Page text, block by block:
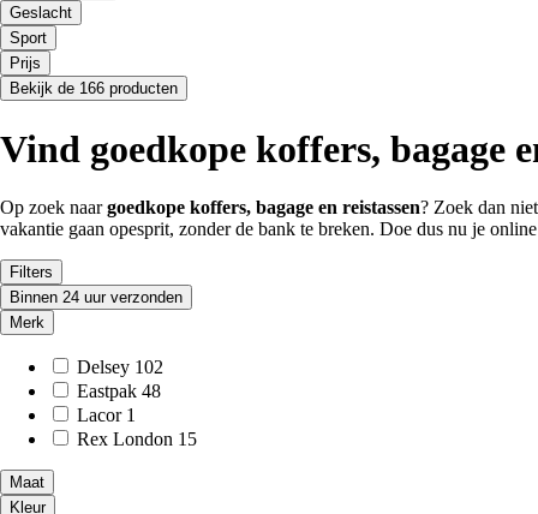
Geslacht
Sport
Prijs
Bekijk de 166 producten
Vind goedkope koffers, bagage
Op zoek naargoedkope koffers, bagage en reistassen? Zoek dan
vakantie gaan opesprit, zonder de bank te breken. Doe dus nu je
Filters
Binnen 24 uur verzonden
Merk
Delsey 102
Eastpak 48
Lacor 1
Rex London 15
Maat
Kleur